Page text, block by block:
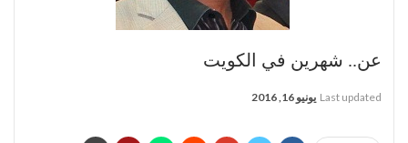
عن.. شهرين في الكويت
Last updated يونيو 16, 2016